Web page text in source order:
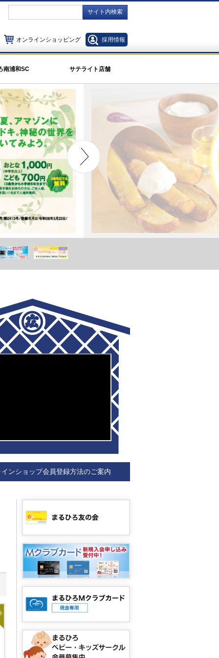
サイト内検索
オンラインショッピング 採用情報
南浦和SC サテライト店舗
ンショップ会員登録方法のご案内